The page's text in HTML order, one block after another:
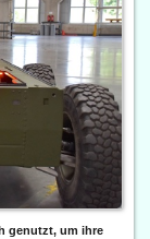
genutzt, um ihre